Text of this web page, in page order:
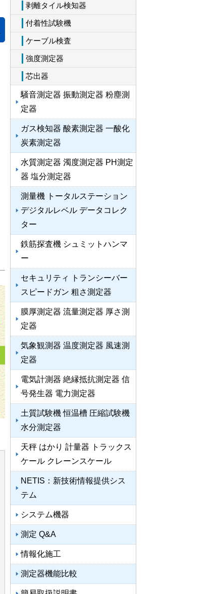
剥離タイル検知器
付着性試験機
ケーブル検査
強度測定器
芯出器
騒音測定器 振動測定器 粉塵測
定器
ガス検知器 酸素測定器 一酸化
炭素測定器
水質測定器 濁度測定器 PH測定
器 塩分測定器
測量機 トータルステーション
デジタルレベル データコレク
ター
鉄筋探査機 シュミットハンマ
ー
セキュリティ トランシーバー
スピードガン 粗さ測定器
膜厚測定器 流量測定器 厚さ測
定器
気象観測器 温度測定器 風速測
定器
電気計測器 絶縁抵抗測定器 信
号発生器 電力測定器
土質試験機 恒温槽 圧縮試験機
水分測定器
天秤 はかり 計量器 トラックス
ケール クレーンスケール
NETIS：新技術情報提供シス
テム
システム機器
測定 Q&A
情報化施工
測定器機能比較